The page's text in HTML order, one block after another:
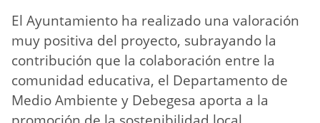
El Ayuntamiento ha realizado una valoración
muy positiva del proyecto, subrayando la
contribución que la colaboración entre la
comunidad educativa, el Departamento de
Medio Ambiente y Debegesa aporta a la